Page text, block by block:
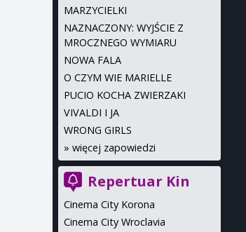
MARZYCIELKI
NAZNACZONY: WYJŚCIE Z
MROCZNEGO WYMIARU
NOWA FALA
O CZYM WIE MARIELLE
PUCIO KOCHA ZWIERZAKI
VIVALDI I JA
WRONG GIRLS
» więcej zapowiedzi
Repertuar Kin
Cinema City Korona
Cinema City Wroclavia